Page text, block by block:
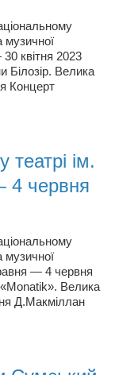
центр
музичної
квітня 2023
Білозір. Велика
Концерт
ім.
4 червня
музичної
— 4 червня
Велика
Д.Макміллан